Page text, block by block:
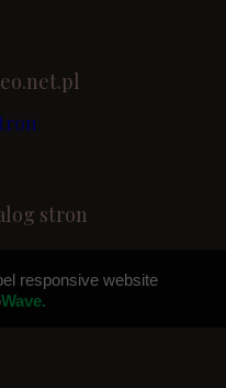
stron
SEO
responsive website
Wave.